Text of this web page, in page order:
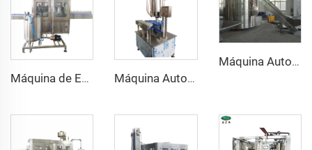
Máquina de Enchimento e Engarrafamento para Vinho com Overflow Inline Máquina Automática Completa para Vedação e Rolha de Garrafas de Vidro com 2000bph
Máquina Automática para Desembaraçar Garrafas PET e Plásticas Compacta